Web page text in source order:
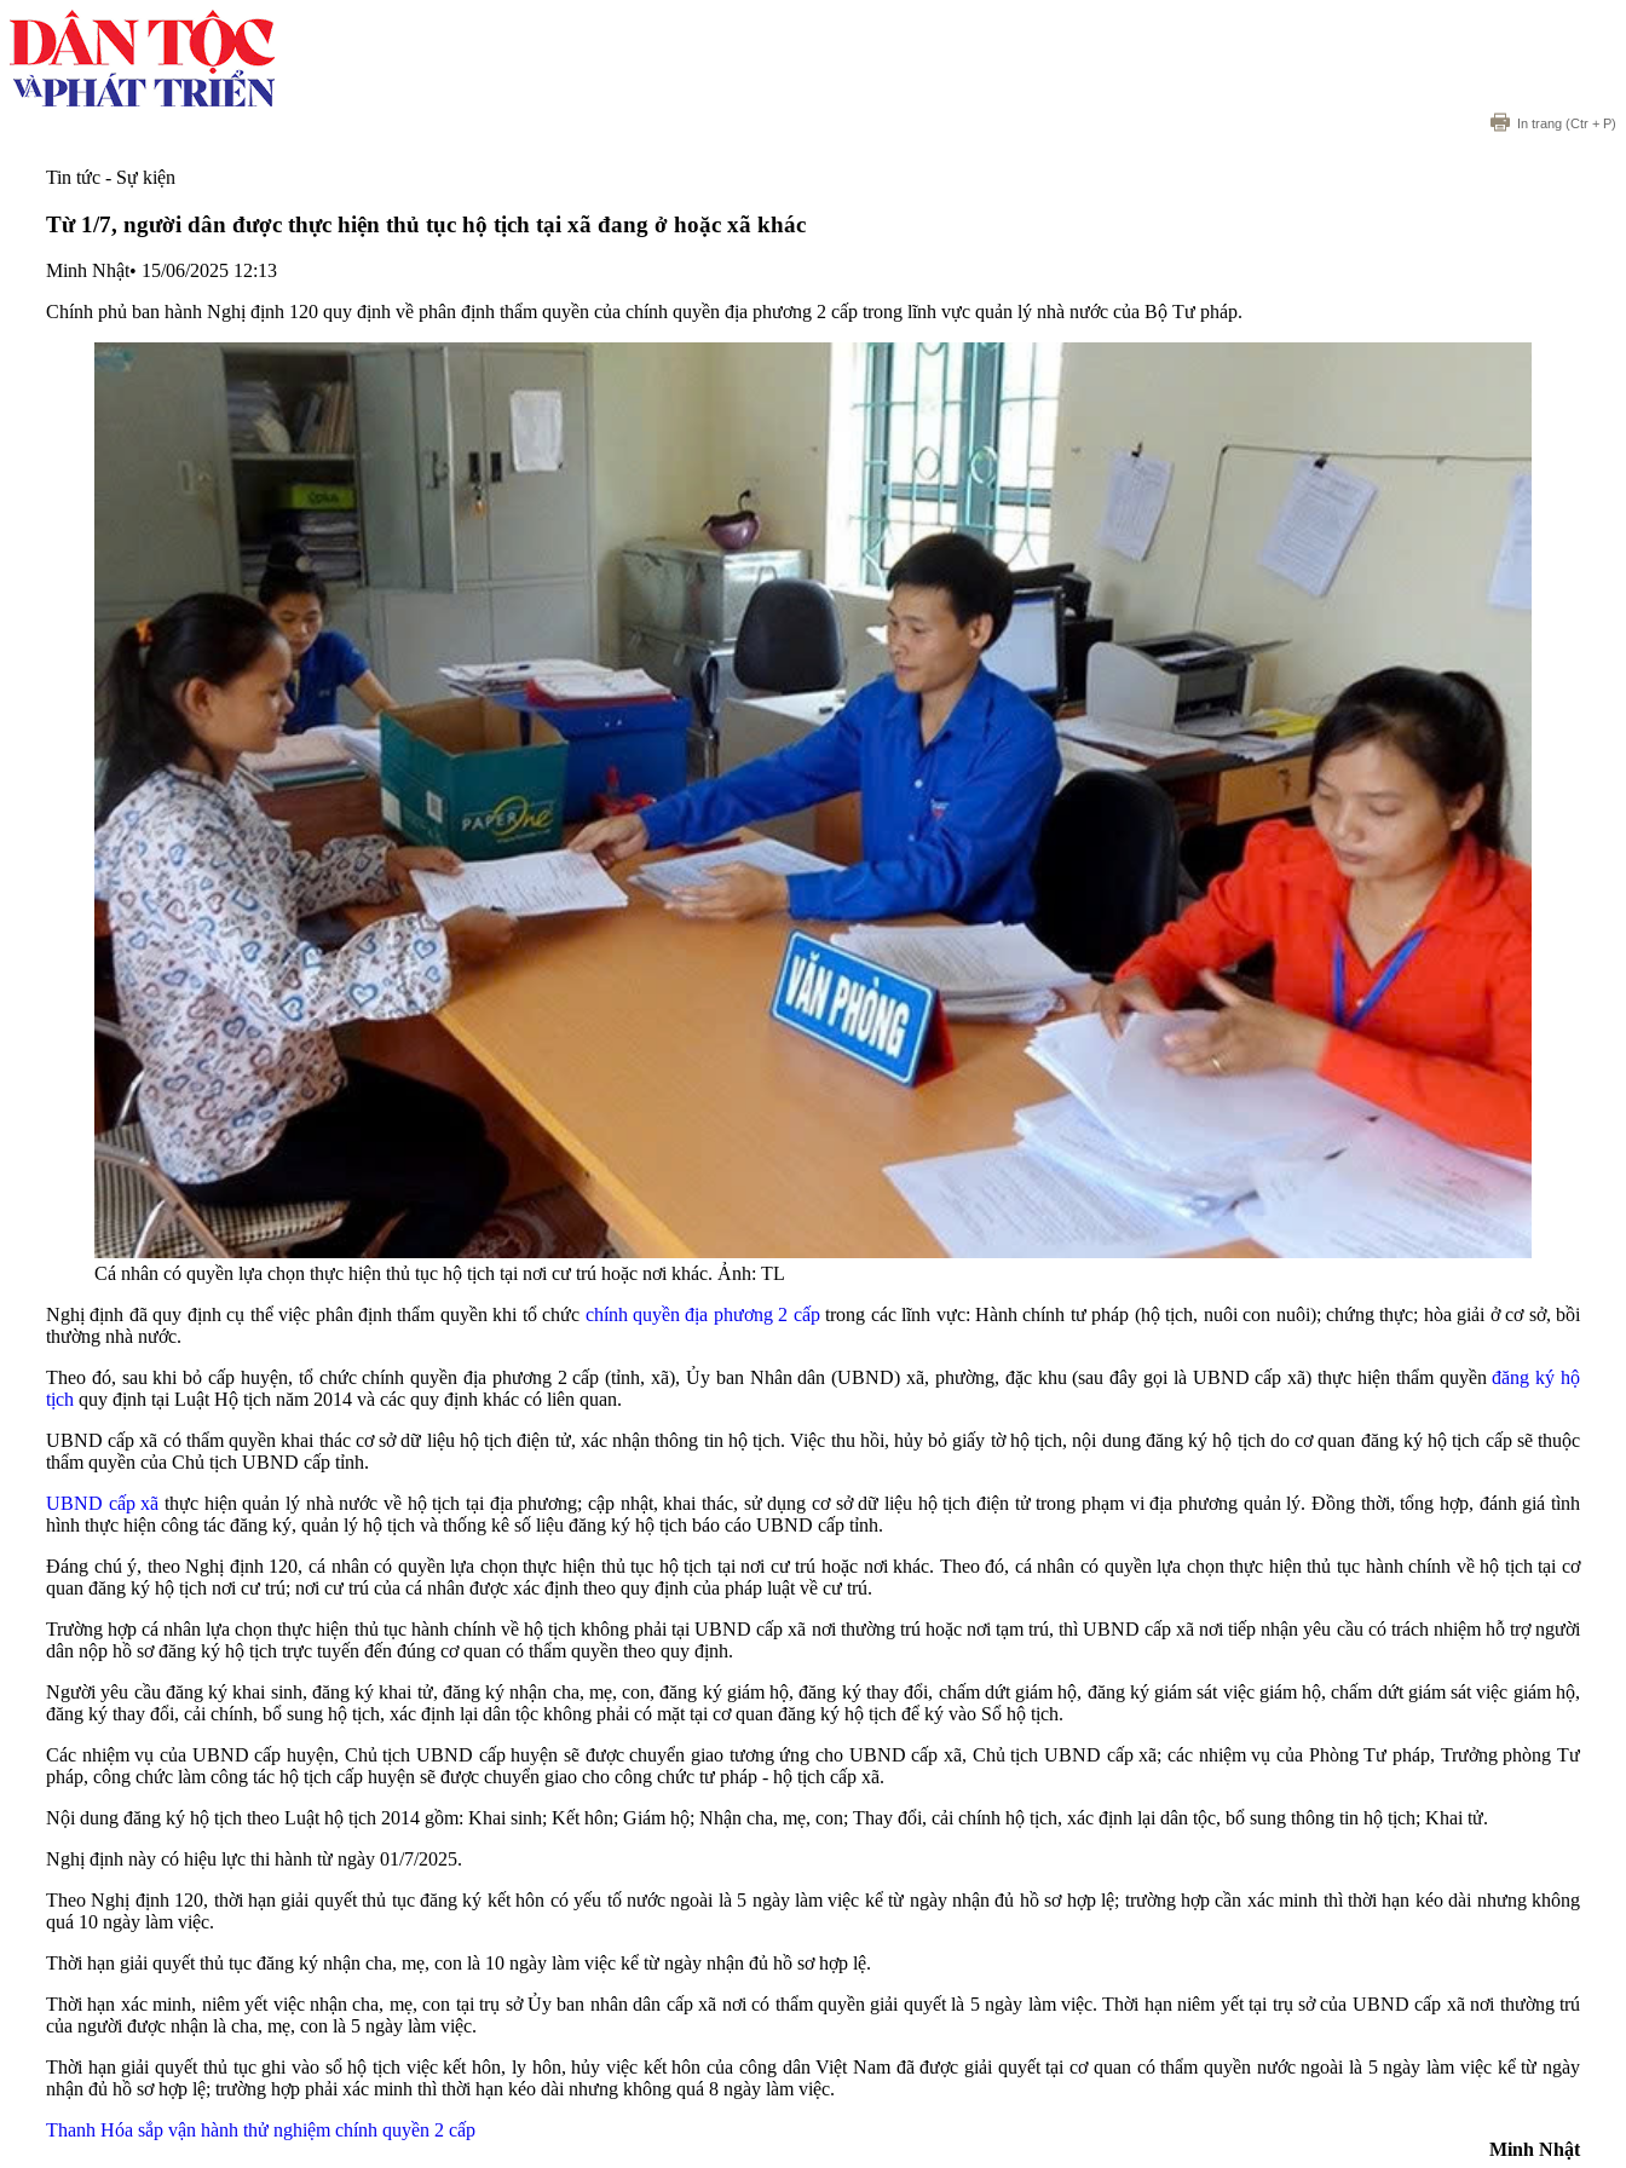
In trang (Ctr + P)
Tin tức - Sự kiện
Từ 1/7, người dân được thực hiện thủ tục hộ tịch tại xã đang ở hoặc xã khác
Minh Nhật• 15/06/2025 12:13
Chính phủ ban hành Nghị định 120 quy định về phân định thẩm quyền của chính quyền địa phương 2 cấp trong lĩnh vực quản lý nhà nước của Bộ Tư pháp.
Cá nhân có quyền lựa chọn thực hiện thủ tục hộ tịch tại nơi cư trú hoặc nơi khác. Ảnh: TL
Nghị định đã quy định cụ thể việc phân định thẩm quyền khi tổ chức chính quyền địa phương 2 cấptrong các lĩnh vực: Hành chính tư pháp (hộ tịch, nuôi con nuôi); chứng thực; hòa giải ở cơ sở, bồi
thường nhà nước.
Theo đó, sau khi bỏ cấp huyện, tổ chức chính quyền địa phương 2 cấp (tỉnh, xã), Ủy ban Nhân dân (UBND) xã, phường, đặc khu (sau đây gọi là UBND cấp xã) thực hiện thẩm quyềnđăng ký hộ
tịch quy định tại Luật Hộ tịch năm 2014 và các quy định khác có liên quan.
UBND cấp xã có thẩm quyền khai thác cơ sở dữ liệu hộ tịch điện tử, xác nhận thông tin hộ tịch. Việc thu hồi, hủy bỏ giấy tờ hộ tịch, nội dung đăng ký hộ tịch do cơ quan đăng ký hộ tịch cấp sẽ thuộc
thẩm quyền của Chủ tịch UBND cấp tỉnh.
UBND cấp xã thực hiện quản lý nhà nước về hộ tịch tại địa phương; cập nhật, khai thác, sử dụng cơ sở dữ liệu hộ tịch điện tử trong phạm vi địa phương quản lý. Đồng thời, tổng hợp, đánh giá tình
hình thực hiện công tác đăng ký, quản lý hộ tịch và thống kê số liệu đăng ký hộ tịch báo cáo UBND cấp tỉnh.
Đáng chú ý, theo Nghị định 120, cá nhân có quyền lựa chọn thực hiện thủ tục hộ tịch tại nơi cư trú hoặc nơi khác. Theo đó, cá nhân có quyền lựa chọn thực hiện thủ tục hành chính về hộ tịch tại cơ
quan đăng ký hộ tịch nơi cư trú; nơi cư trú của cá nhân được xác định theo quy định của pháp luật về cư trú.
Trường hợp cá nhân lựa chọn thực hiện thủ tục hành chính về hộ tịch không phải tại UBND cấp xã nơi thường trú hoặc nơi tạm trú, thì UBND cấp xã nơi tiếp nhận yêu cầu có trách nhiệm hỗ trợ người
dân nộp hồ sơ đăng ký hộ tịch trực tuyến đến đúng cơ quan có thẩm quyền theo quy định.
Người yêu cầu đăng ký khai sinh, đăng ký khai tử, đăng ký nhận cha, mẹ, con, đăng ký giám hộ, đăng ký thay đổi, chấm dứt giám hộ, đăng ký giám sát việc giám hộ, chấm dứt giám sát việc giám hộ,
đăng ký thay đổi, cải chính, bổ sung hộ tịch, xác định lại dân tộc không phải có mặt tại cơ quan đăng ký hộ tịch để ký vào Sổ hộ tịch.
Các nhiệm vụ của UBND cấp huyện, Chủ tịch UBND cấp huyện sẽ được chuyển giao tương ứng cho UBND cấp xã, Chủ tịch UBND cấp xã; các nhiệm vụ của Phòng Tư pháp, Trưởng phòng Tư
pháp, công chức làm công tác hộ tịch cấp huyện sẽ được chuyển giao cho công chức tư pháp - hộ tịch cấp xã.
Nội dung đăng ký hộ tịch theo Luật hộ tịch 2014 gồm: Khai sinh; Kết hôn; Giám hộ; Nhận cha, mẹ, con; Thay đổi, cải chính hộ tịch, xác định lại dân tộc, bổ sung thông tin hộ tịch; Khai tử.
Nghị định này có hiệu lực thi hành từ ngày 01/7/2025.
Theo Nghị định 120, thời hạn giải quyết thủ tục đăng ký kết hôn có yếu tố nước ngoài là 5 ngày làm việc kể từ ngày nhận đủ hồ sơ hợp lệ; trường hợp cần xác minh thì thời hạn kéo dài nhưng không
quá 10 ngày làm việc.
Thời hạn giải quyết thủ tục đăng ký nhận cha, mẹ, con là 10 ngày làm việc kể từ ngày nhận đủ hồ sơ hợp lệ.
Thời hạn xác minh, niêm yết việc nhận cha, mẹ, con tại trụ sở Ủy ban nhân dân cấp xã nơi có thẩm quyền giải quyết là 5 ngày làm việc. Thời hạn niêm yết tại trụ sở của UBND cấp xã nơi thường trú
của người được nhận là cha, mẹ, con là 5 ngày làm việc.
Thời hạn giải quyết thủ tục ghi vào sổ hộ tịch việc kết hôn, ly hôn, hủy việc kết hôn của công dân Việt Nam đã được giải quyết tại cơ quan có thẩm quyền nước ngoài là 5 ngày làm việc kể từ ngày
nhận đủ hồ sơ hợp lệ; trường hợp phải xác minh thì thời hạn kéo dài nhưng không quá 8 ngày làm việc.
Thanh Hóa sắp vận hành thử nghiệm chính quyền 2 cấp
Minh Nhật